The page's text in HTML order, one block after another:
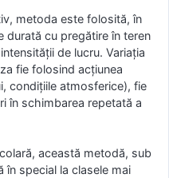
metoda este folosită, în
durată cu pregătire în teren
de lucru. Variaţia
fie folosind acţiunea
condiţiile atmosferice), fie
în schimbarea repetată a
această metodă, sub
special la clasele mai